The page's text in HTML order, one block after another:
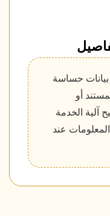
حساسة
أو
آلية الخدمة
عند